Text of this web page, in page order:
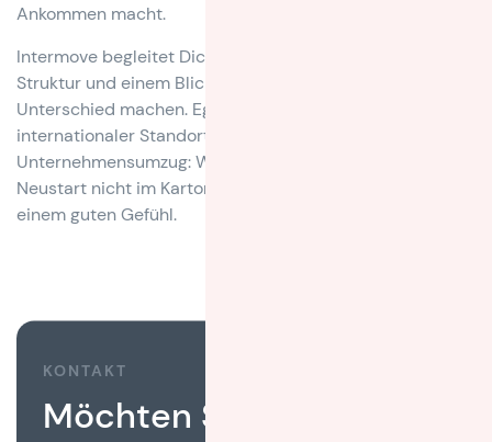
Ankommen macht.
Intermove begleitet Dich genau dabei. Mit Erfahrung,
Struktur und einem Blick für die Details, die den
Unterschied machen. Egal ob privater Umzug,
internationaler Standortwechsel oder
Unternehmensumzug: Wir sorgen dafür, dass Dein
Neustart nicht im Kartonchaos beginnt, sondern mit
einem guten Gefühl.
KONTAKT
Möchten Sie, dass